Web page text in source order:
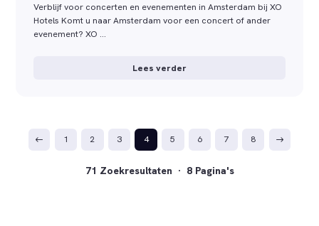
Verblijf voor concerten en evenementen in Amsterdam bij XO
Hotels Komt u naar Amsterdam voor een concert of ander
evenement? XO …
Lees verder
1 2 3 4 5 6 7 8
71 Zoekresultaten · 8 Pagina's